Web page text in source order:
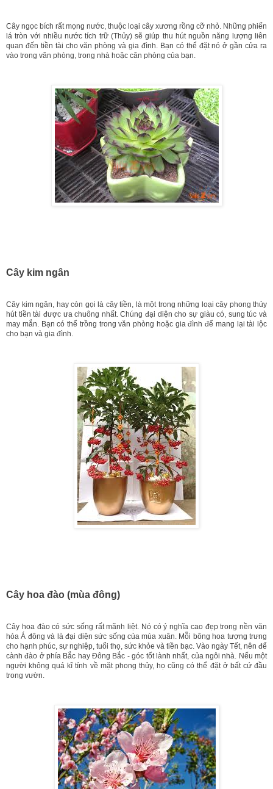
Cây ngọc bích rất mọng nước, thuộc loại cây xương rồng cỡ nhỏ. Những phiến
lá tròn với nhiều nước tích trữ (Thủy) sẽ giúp thu hút nguồn năng lượng liên
quan đến tiền tài cho văn phòng và gia đình. Bạn có thể đặt nó ở gần cửa ra
vào trong văn phòng, trong nhà hoặc căn phòng của bạn.
Cây kim ngân
Cây kim ngân, hay còn gọi là cây tiền, là một trong những loại cây phong thủy
hút tiền tài được ưa chuông nhất. Chúng đại diện cho sự giàu có, sung túc và
may mắn. Bạn có thể trồng trong văn phòng hoặc gia đình để mang lại tài lộc
cho bạn và gia đình.
Cây hoa đào (mùa đông)
Cây hoa đào có sức sống rất mãnh liệt. Nó có ý nghĩa cao đẹp trong nền văn
hóa Á đông và là đại diện sức sống của mùa xuân. Mỗi bông hoa tượng trưng
cho hạnh phúc, sự nghiệp, tuổi thọ, sức khỏe và tiền bạc. Vào ngày Tết, nên để
cành đào ở phía Bắc hay Đông Bắc - góc tốt lành nhất, của ngôi nhà. Nếu một
người không quá kĩ tính về mặt phong thủy, họ cũng có thể đặt ở bất cứ đầu
trong vườn.